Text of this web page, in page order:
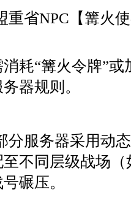
重省NPC【篝火
耗“篝火令牌”或
器规则。
分服务器采用动
不同层级战场
碾压。